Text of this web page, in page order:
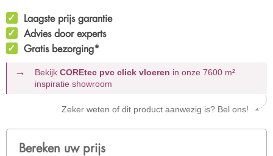
Laagste prijs garantie
Advies door experts
Gratis bezorging*
Bekijk COREtec pvc click vloeren in onze 7600 m²
inspiratie showroom
Zeker weten of dit product aanwezig is? Bel ons!
Bereken uw prijs